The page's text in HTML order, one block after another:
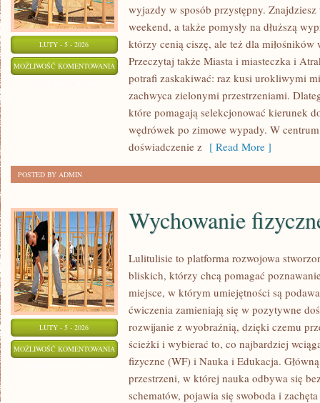
LUTY - 5 - 2026
MOŻLIWOŚĆ KOMENTOWANIA LUBELSKIE
MAPIE
FILMOWEJ
wyjazdy w sposób przystępny.
weekend, a także pomysły na dłuższą
którzy cenią ciszę, ale też dla
Przeczytaj także Miasta i miasteczka i
potrafi zaskakiwać: raz kusi urokliwymi
zachwyca zielonymi przestrzeniami.
które pomagają selekcjonować kierunek
wędrówek po zimowe wypady. W
doświadczenie z [ Read More ]
POSTED BY ADMIN
LUTY - 5 - 2026
MOŻLIWOŚĆ KOMENTOWANIA WYCHOWANIE
FIZYCZNE
(WF)
Wychowanie
Lulitulisie to platforma rozwojowa
bliskich, którzy chcą pomagać
miejsce, w którym umiejętności są
ćwiczenia zamieniają się w pozytywne
rozwijanie z wyobraźnią, dzięki czemu
ścieżki i wybierać to, co najbardziej
fizyczne (WF) i Nauka i Edukacja.
przestrzeni, w której nauka odbywa się
schematów, pojawia się swoboda i